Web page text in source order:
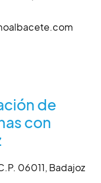
de
con
06011, Badajoz